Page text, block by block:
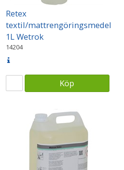
Retex
textil/mattrengöringsmedel
1L Wetrok
14204
Köp